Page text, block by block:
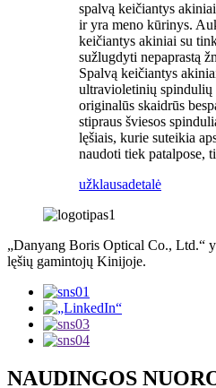
spalvą keičiantys
ir yra meno kūrinys.
keičiantys akiniai su
sužlugdyti nepaprastą
Spalvą keičiantys
ultravioletinių spindulių
originalūs skaidrūs
stipraus šviesos
lęšiais, kurie suteikia
naudoti tiek patalpose,
užklausadetalė
„Danyang Boris Optical Co., Ltd.“
lęšių gamintojų Kinijoje.
NAUDINGOS